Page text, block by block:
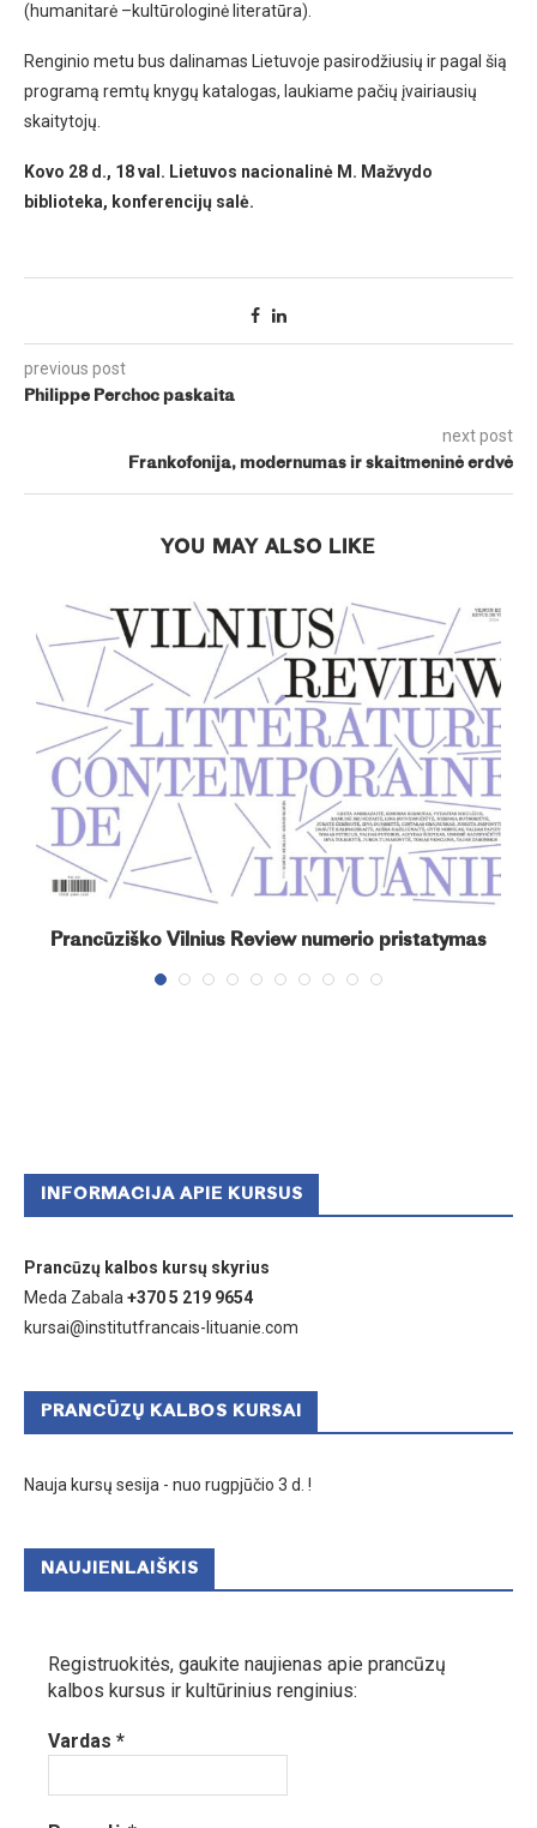
(humanitarė –kultūrologinė literatūra).
Renginio metu bus dalinamas Lietuvoje pasirodžiusių ir pagal šią
programą remtų knygų katalogas, laukiame pačių įvairiausių
skaitytojų.
Kovo 28 d ., 18 val. Lietuvos nacionalinė M. Mažvydo
biblioteka, konferencijų salė.
previous post
Philippe Perchoc paskaita
next post
Frankofonija, modernumas ir skaitmeninė erdvė
YOU MAY ALSO LIKE
Prancūziško Vilnius Review numerio pristatymas
INFORMACIJA APIE KURSUS
Prancūzų kalbos kursų skyrius
Meda Zabala +370 5 219 9654
kursai@institutfrancais-lituanie.com
PRANCŪZŲ KALBOS KURSAI
Nauja kursų sesija - nuo rugpjūčio 3 d. !
NAUJIENLAIŠKIS
Registruokitės, gaukite naujienas apie prancūzų
kalbos kursus ir kultūrinius renginius:
Vardas *